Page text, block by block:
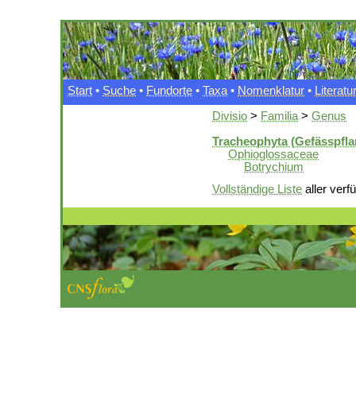
Start • Suche • Fundorte • Taxa • Nomenklatur • Literatur
Divisio > Familia > Genus
Tracheophyta
Ophioglossaceae
Botrychium
Vollständige Liste aller